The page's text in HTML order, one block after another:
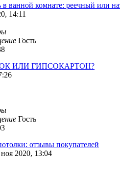
в ванной комнате: реечный или
14:11
Гость
ИЛИ ГИПСОКАРТОН?
Гость
отзывы покупателей
2020, 13:04